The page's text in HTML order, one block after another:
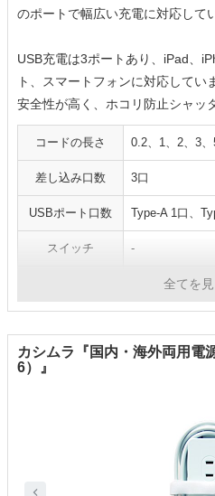
のポートで幅広い充電に対応して
USB充電は3ポートあり、iPad、
ト、スマートフォンに対応して
安全性が高く、ホコリ防止シャッ
コードの長さ 0.2、1、2、3、
差し込み口数 3口
USBポート口数 Type-A 1口、
スイッチ -
国内・海外対応
全てを見
カシムラ‎『国内・海外両用電
6）』